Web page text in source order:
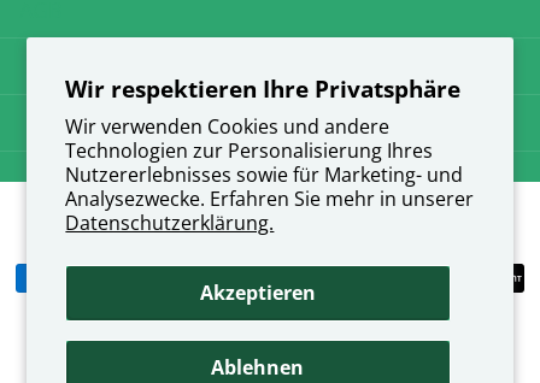
Wir respektieren Ihre Privatsphäre
Wir verwenden Cookies und andere
Technologien zur Personalisierung Ihres
Nutzererlebnisses sowie für Marketing- und
Analysezwecke. Erfahren Sie mehr in unserer
Datenschutzerklärung.
Akzeptieren
Ablehnen
Impressum
©2026direkt-apotheke.ch,